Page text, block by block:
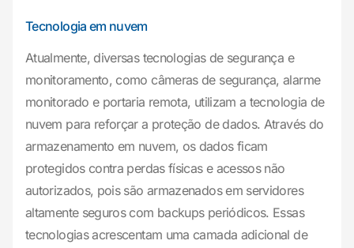
Tecnologia em nuvem
Atualmente, diversas tecnologias de segurança e
monitoramento, como câmeras de segurança, alarme
monitorado e portaria remota, utilizam a tecnologia de
nuvem para reforçar a proteção de dados. Através do
armazenamento em nuvem, os dados ficam
protegidos contra perdas físicas e acessos não
autorizados, pois são armazenados em servidores
altamente seguros com backups periódicos. Essas
tecnologias acrescentam uma camada adicional de